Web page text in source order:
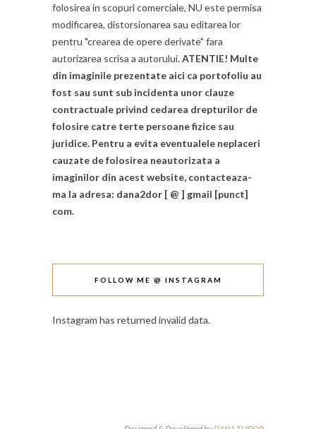
folosirea in scopuri comerciale, NU este permisa
modificarea, distorsionarea sau editarea lor
pentru "crearea de opere derivate" fara
autorizarea scrisa a autorului.ATENTIE! Multe
din imaginile prezentate aici ca portofoliu au
fost sau sunt sub incidenta unor clauze
contractuale privind cedarea drepturilor de
folosire catre terte persoane fizice sau
juridice. Pentru a evita eventualele neplaceri
cauzate de folosirea neautorizata a
imaginilor din acest website, contacteaza-
ma la adresa: dana2dor [ @ ] gmail [punct]
com.
FOLLOW ME @ INSTAGRAM
Instagram has returned invalid data.